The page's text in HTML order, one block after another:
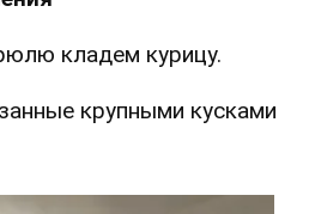
кладем курицу.
крупными кусками